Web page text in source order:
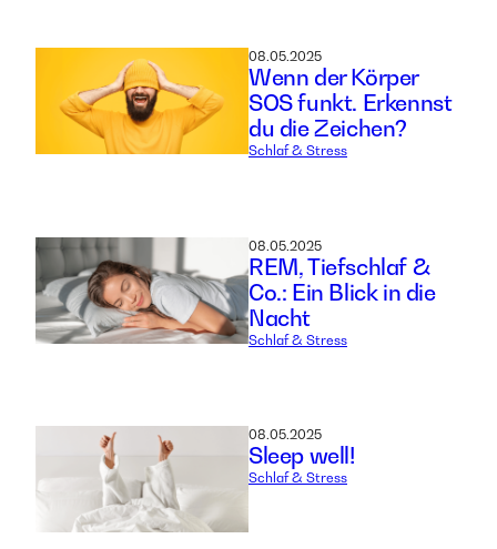
08.05.2025
Wenn der Körper
SOS funkt. Erkennst
du die Zeichen?
Schlaf & Stress
08.05.2025
REM, Tiefschlaf &
Co.: Ein Blick in die
Nacht
Schlaf & Stress
08.05.2025
Sleep well!
Schlaf & Stress